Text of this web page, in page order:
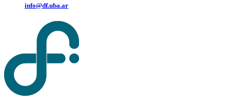
info@df.uba.ar